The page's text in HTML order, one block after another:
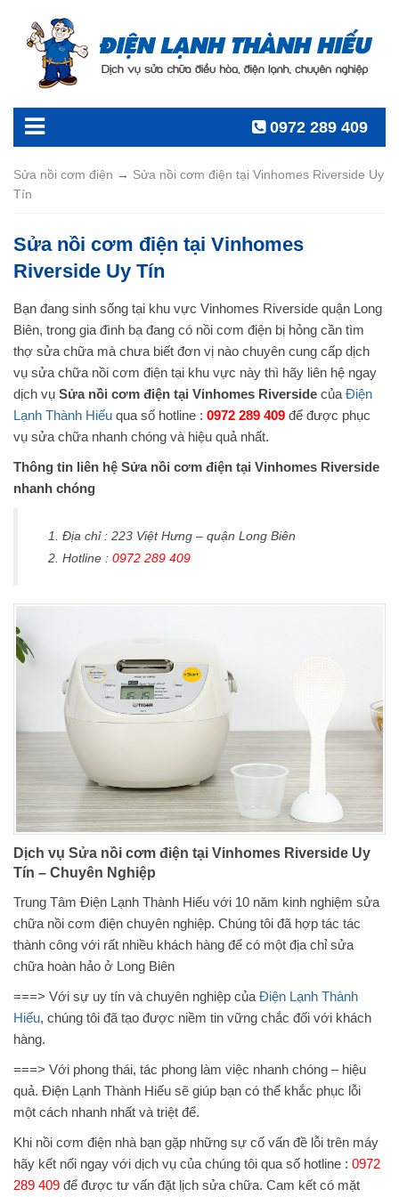
0972 289 409
Sửa nồi cơm điện → Sửa nồi cơm điện tại Vinhomes Riverside Uy
Tín
Sửa nồi cơm điện tại Vinhomes
Riverside Uy Tín
Bạn đang sinh sống tại khu vực Vinhomes Riverside quận Long
Biên, trong gia đình bạ đang có nồi cơm điện bị hỏng cần tìm
thợ sửa chữa mà chưa biết đơn vị nào chuyên cung cấp dịch
vụ sửa chữa nồi cơm điện tại khu vực này thì hãy liên hệ ngay
dịch vụ Sửa nồi cơm điện tại Vinhomes Riverside của Điện
Lạnh Thành Hiếu qua số hotline : 0972 289 409 để được phục
vụ sửa chữa nhanh chóng và hiệu quả nhất.
Thông tin liên hệ Sửa nồi cơm điện tại Vinhomes Riverside
nhanh chóng
Địa chỉ : 223 Việt Hưng – quận Long Biên
Hotline : 0972 289 409
Dịch vụ Sửa nồi cơm điện tại Vinhomes Riverside Uy
Tín – Chuyên Nghiệp
Trung Tâm Điện Lạnh Thành Hiếu với 10 năm kinh nghiệm sửa
chữa nồi cơm điện chuyên nghiệp. Chúng tôi đã hợp tác tác
thành công với rất nhiều khách hàng để có một địa chỉ sửa
chữa hoàn hảo ở Long Biên
===> Với sự uy tín và chuyên nghiệp của Điện Lạnh Thành
Hiếu, chúng tôi đã tạo được niềm tin vững chắc đối với khách
hàng.
===> Với phong thái, tác phong làm việc nhanh chóng – hiệu
quả. Điện Lạnh Thành Hiếu sẽ giúp bạn có thể khắc phục lỗi
một cách nhanh nhất và triệt để.
Khi nồi cơm điện nhà bạn gặp những sự cố vấn đề lỗi trên máy
hãy kết nối ngay với dịch vụ của chúng tôi qua số hotline : 0972
289 409 để được tư vấn đặt lịch sửa chữa. Cam kết có mặt